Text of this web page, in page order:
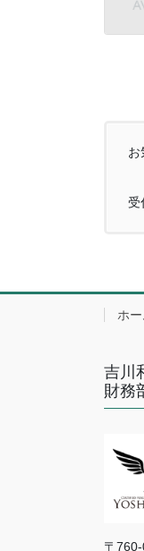
お
受
ホー
吉川
財務
〒